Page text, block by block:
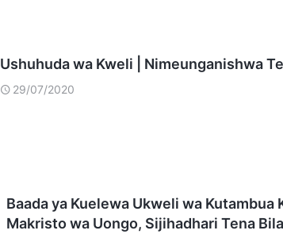
Ushuhuda wa Kweli | Nimeunganishwa
29/07/2020
Baada ya Kuelewa Ukweli wa Kutambua
Makristo wa Uongo, Sijihadhari Tena